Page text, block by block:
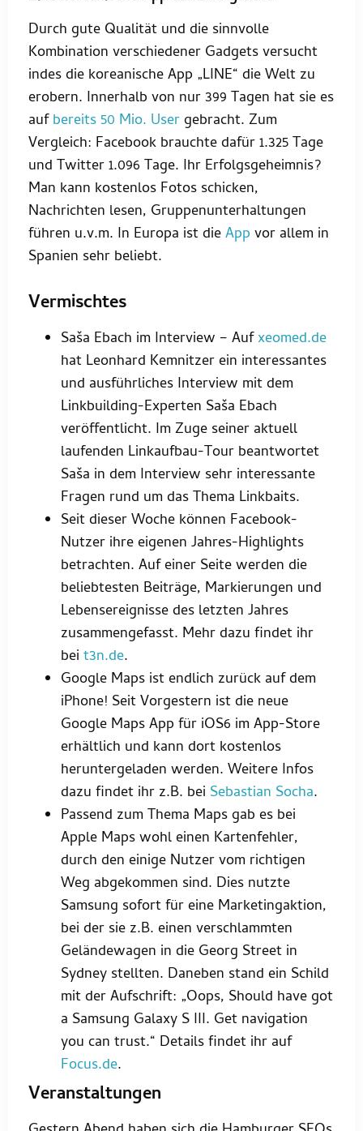
Durch gute Qualität und die sinnvolle
Kombination verschiedener Gadgets versucht
indes die koreanische App „LINE“ die Welt zu
erobern. Innerhalb von nur 399 Tagen hat sie es
aufbereits 50 Mio. Usergebracht. Zum
Vergleich: Facebook brauchte dafür 1.325 Tage
und Twitter 1.096 Tage. Ihr Erfolgsgeheimnis?
Man kann kostenlos Fotos schicken,
Nachrichten lesen, Gruppenunterhaltungen
führen u.v.m. In Europa ist dieApp vor allem in
Spanien sehr beliebt.
Vermischtes
Saša Ebach im Interview – Aufxeomed.de
hat Leonhard Kemnitzer ein interessantes
und ausführliches Interview mit dem
Linkbuilding-Experten Saša Ebach
veröffentlicht. Im Zuge seiner aktuell
laufenden Linkaufbau-Tour beantwortet
Saša in dem Interview sehr interessante
Fragen rund um das Thema Linkbaits.
Seit dieser Woche können Facebook-
Nutzer ihre eigenen Jahres-Highlights
betrachten. Auf einer Seite werden die
beliebtesten Beiträge, Markierungen und
Lebensereignisse des letzten Jahres
zusammengefasst. Mehr dazu findet ihr
bei t3n.de.
Google Maps ist endlich zurück auf dem
iPhone! Seit Vorgestern ist die neue
Google Maps App für iOS6 im App-Store
erhältlich und kann dort kostenlos
heruntergeladen werden. Weitere Infos
dazu findet ihr z.B. bei Sebastian Socha.
Passend zum Thema Maps gab es bei
Apple Maps wohl einen Kartenfehler,
durch den einige Nutzer vom richtigen
Weg abgekommen sind. Dies nutzte
Samsung sofort für eine Marketingaktion,
bei der sie z.B. einen verschlammten
Geländewagen in die Georg Street in
Sydney stellten. Daneben stand ein Schild
mit der Aufschrift: „Oops, Should have got
a Samsung Galaxy S III. Get navigation
you can trust.“ Details findet ihr auf
Focus.de.
Veranstaltungen